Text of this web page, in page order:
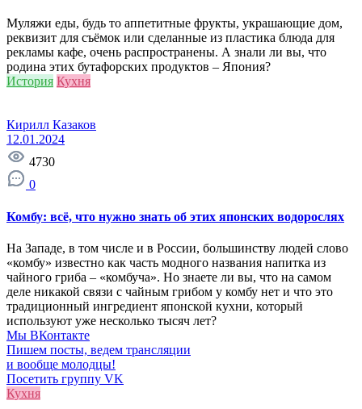
Муляжи еды, будь то аппетитные фрукты, украшающие дом,
реквизит для съёмок или сделанные из пластика блюда для
рекламы кафе, очень распространены. А знали ли вы, что
родина этих бутафорских продуктов – Япония?
История Кухня
Кирилл Казаков
12.01.2024
4730
0
Комбу: всё, что нужно знать об этих японских водорослях
На Западе, в том числе и в России, большинству людей слово
«комбу» известно как часть модного названия напитка из
чайного гриба – «комбуча». Но знаете ли вы, что на самом
деле никакой связи с чайным грибом у комбу нет и что это
традиционный ингредиент японской кухни, который
используют уже несколько тысяч лет?
Мы ВКонтакте
Пишем посты, ведем трансляции
и вообще молодцы!
Посетить группу VK
Кухня